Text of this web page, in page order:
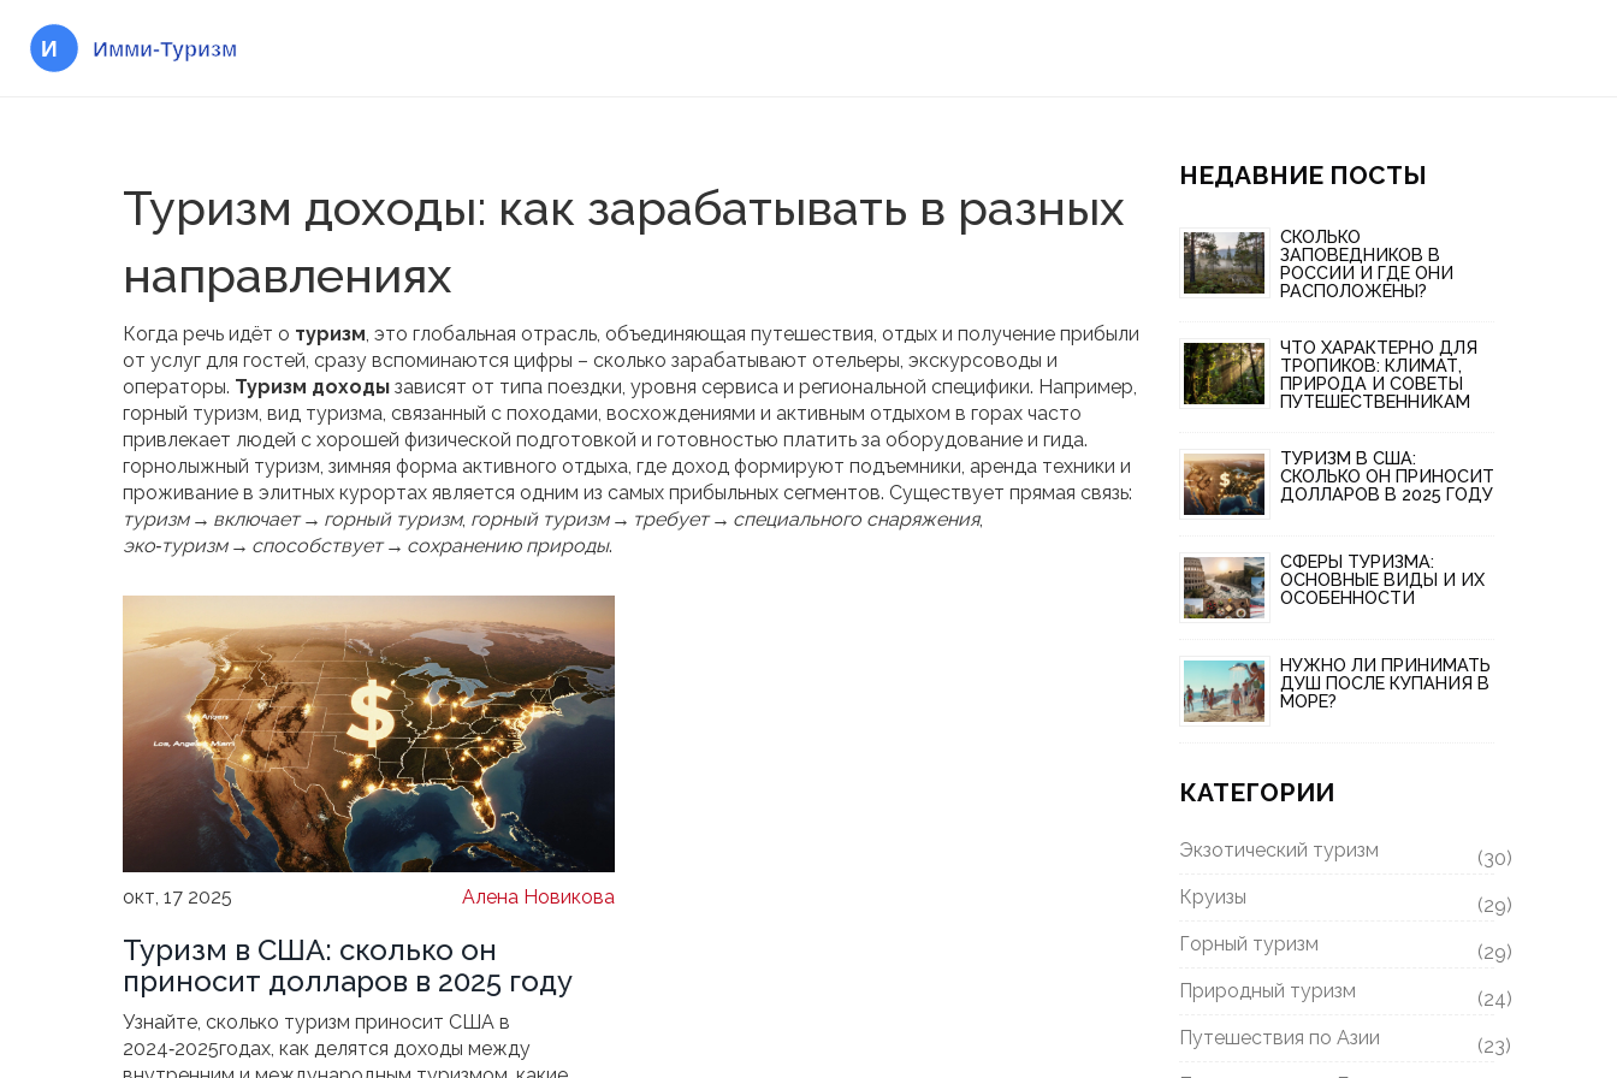
Туризм доходы: как зарабатывать в разных
направлениях
Когда речь идёт о туризм, это глобальная отрасль, объединяющая путешествия, отдых и получение прибыли
от услуг для гостей, сразу вспоминаются цифры – сколько зарабатывают отельеры, экскурсоводы и
операторы. Туризм доходы зависят от типа поездки, уровня сервиса и региональной специфики. Например,
горный туризм, вид туризма, связанный с походами, восхождениями и активным отдыхом в горах часто
привлекает людей с хорошей физической подготовкой и готовностью платить за оборудование и гида.
горнолыжный туризм, зимняя форма активного отдыха, где доход формируют подъемники, аренда техники и
проживание в элитных курортах является одним из самых прибыльных сегментов. Существует прямая связь:
туризм → включает → горный туризм, горный туризм → требует → специального снаряжения,
эко‑туризм → способствует → сохранению природы.
окт, 17 2025 Алена Новикова
Туризм в США: сколько он
приносит долларов в 2025 году
Узнайте, сколько туризм приносит США в
2024‑2025годах, как делятся доходы между
НЕДАВНИЕ ПОСТЫ
СКОЛЬКО
ЗАПОВЕДНИКОВ В
РОССИИ И ГДЕ ОНИ
РАСПОЛОЖЕНЫ?
ЧТО ХАРАКТЕРНО ДЛЯ
ТРОПИКОВ: КЛИМАТ,
ПРИРОДА И СОВЕТЫ
ПУТЕШЕСТВЕННИКАМ
ТУРИЗМ В США:
СКОЛЬКО ОН ПРИНОСИТ
ДОЛЛАРОВ В 2025 ГОДУ
СФЕРЫ ТУРИЗМА:
ОСНОВНЫЕ ВИДЫ И ИХ
ОСОБЕННОСТИ
НУЖНО ЛИ ПРИНИМАТЬ
ДУШ ПОСЛЕ КУПАНИЯ В
МОРЕ?
КАТЕГОРИИ
Экзотический туризм
(30)
Круизы
(29)
Горный туризм
(29)
Природный туризм
(24)
Путешествия по Азии
(23)